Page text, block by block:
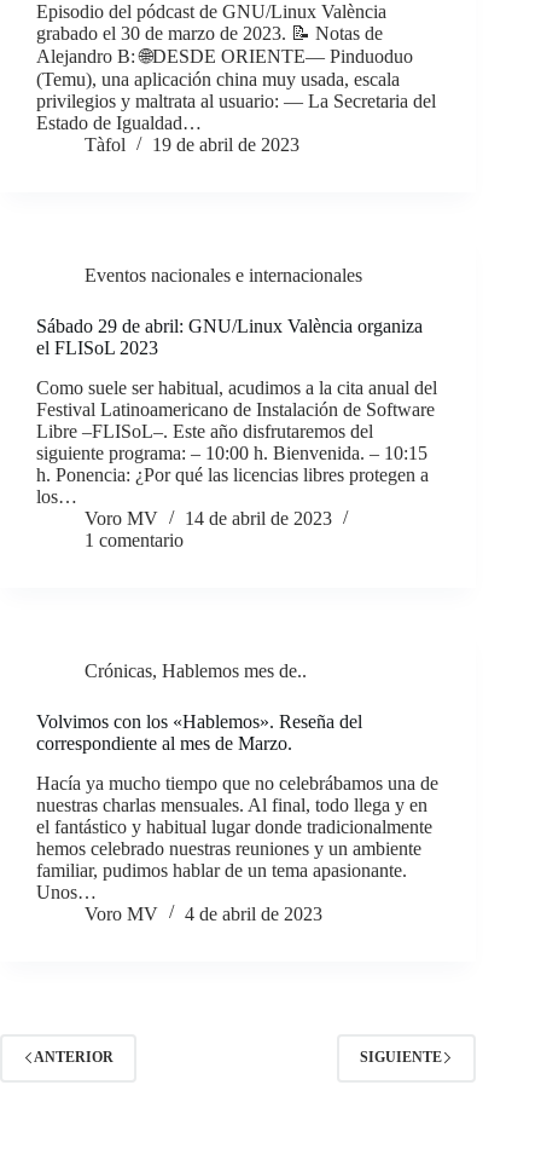
Episodio del pódcast de GNU/Linux València
grabado el 30 de marzo de 2023. 📝 Notas de
Alejandro B: 🌐DESDE ORIENTE— Pinduoduo
(Temu), una aplicación china muy usada, escala
privilegios y maltrata al usuario: — La Secretaria del
Estado de Igualdad…
Tàfol
19 de abril de 2023
Eventos nacionales e internacionales
Sábado 29 de abril: GNU/Linux València organiza
el FLISoL 2023
Como suele ser habitual, acudimos a la cita anual del
Festival Latinoamericano de Instalación de Software
Libre –FLISoL–. Este año disfrutaremos del
siguiente programa: – 10:00 h. Bienvenida. – 10:15
h. Ponencia: ¿Por qué las licencias libres protegen a
los…
Voro MV
14 de abril de 2023
1 comentario
Crónicas, Hablemos mes de..
Volvimos con los «Hablemos». Reseña del
correspondiente al mes de Marzo.
Hacía ya mucho tiempo que no celebrábamos una de
nuestras charlas mensuales. Al final, todo llega y en
el fantástico y habitual lugar donde tradicionalmente
hemos celebrado nuestras reuniones y un ambiente
familiar, pudimos hablar de un tema apasionante.
Unos…
Voro MV
4 de abril de 2023
ANTERIOR SIGUIENTE